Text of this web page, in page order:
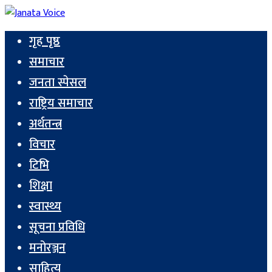
गृह पृष्ठ
समाचार
जनता स्पेसल
राष्ट्रिय समाचार
अर्थतन्त्र
विचार
टिभि
शिक्षा
स्वास्थ्य
सूचना प्रविधि
मनोरञ्जन